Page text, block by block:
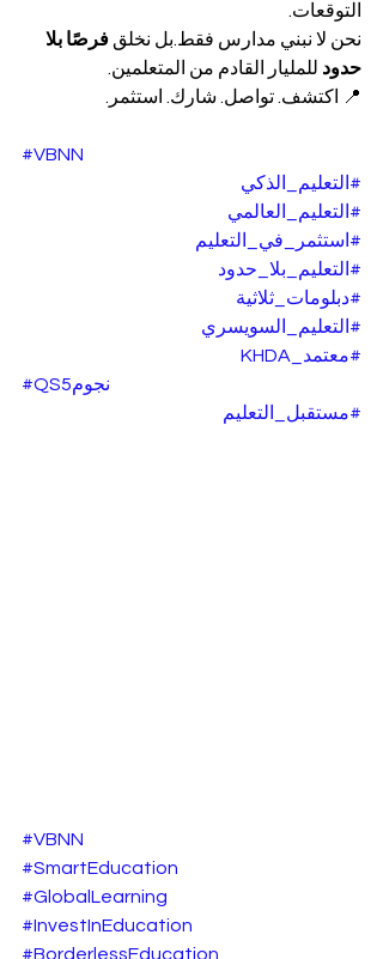
التوقعات.
نحن لا نبني مدارس فقط.بل نخلق فرصًا بلا
حدود للمليار القادم من المتعلمين.
📍 اكتشف. تواصل. شارك. استثمر.
#VBNN
#التعليم_الذكي
#التعليم_العالمي
#استثمر_في_التعليم
#التعليم_بلا_حدود
#دبلومات_ثلاثية
#التعليم_السويسري
#معتمد_KHDA
#QS5نجوم
#مستقبل_التعليم
#VBNN
#SmartEducation
#GlobalLearning
#InvestInEducation
#BorderlessEducation